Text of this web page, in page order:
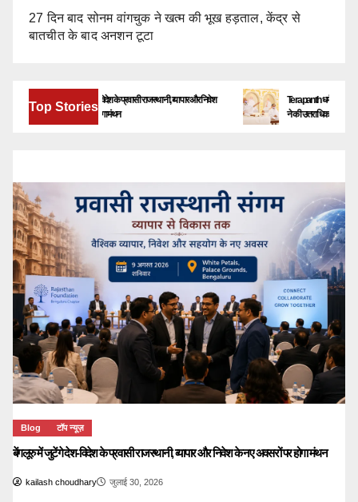
27 दिन बाद सोनम वांगचुक ने खत्म की भूख हड़ताल, केंद्र से
बातचीत के बाद अनशन टूटा
Top Stories
बेंगलूरु में जुटेंगे देश-विदेश के प्रवासी राजस्थानी, व्यापार और निवेश
के नए अवसरों पर होगा मंथन
Terapanth धर्मसंघ को मिला नया
ने की उत्तराधिकारी की घोषणा
Blog टॉप न्यूज़
बेंगलूरु में जुटेंगे देश-विदेश के प्रवासी राजस्थानी, व्यापार और निवेश के नए अवसरों पर होगा मंथन
kailash choudhary जुलाई 30, 2026